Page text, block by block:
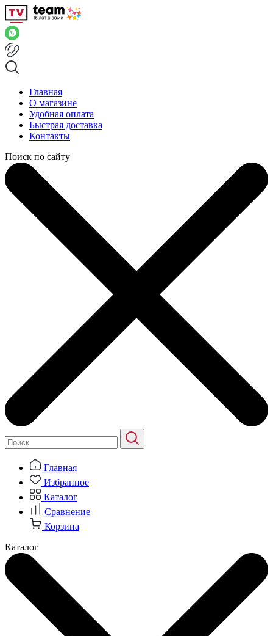
Главная
О магазине
Удобная оплата
Быстрая доставка
Контакты
Поиск по сайту
Главная
Избранное
Каталог
Сравнение
Корзина
Каталог